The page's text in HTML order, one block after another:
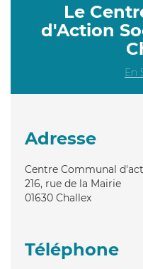
Le
d'Action
En
Adresse
Centre Communal
216, rue de la Mairie
01630 Challex
Téléphone